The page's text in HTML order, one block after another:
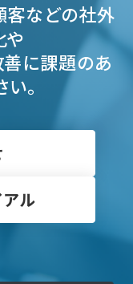
客などの社外
や
善に課題のあ
。
ル